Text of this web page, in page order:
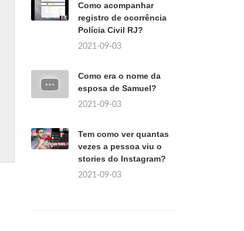
Como acompanhar
registro de ocorrência
Polícia Civil RJ?
2021-09-03
Como era o nome da
esposa de Samuel?
2021-09-03
Tem como ver quantas
vezes a pessoa viu o
stories do Instagram?
2021-09-03